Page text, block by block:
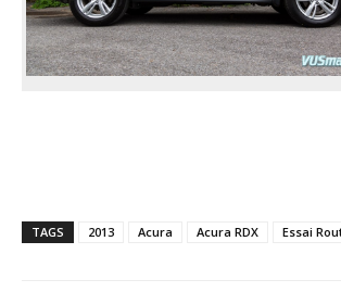
TAGS 2013 Acura Acura RDX Essai